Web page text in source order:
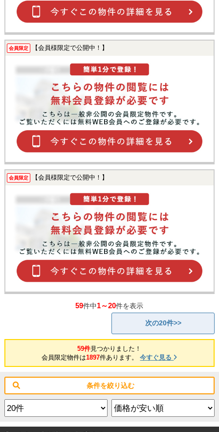
会員限定 【会員様限定で公開中！】
会員限定 【会員様限定で公開中！】
59件中1～20件を表示
次の20件>>
59件見つかりました！
会員限定物件は1897件あります。今すぐ見る
条件を絞り込む